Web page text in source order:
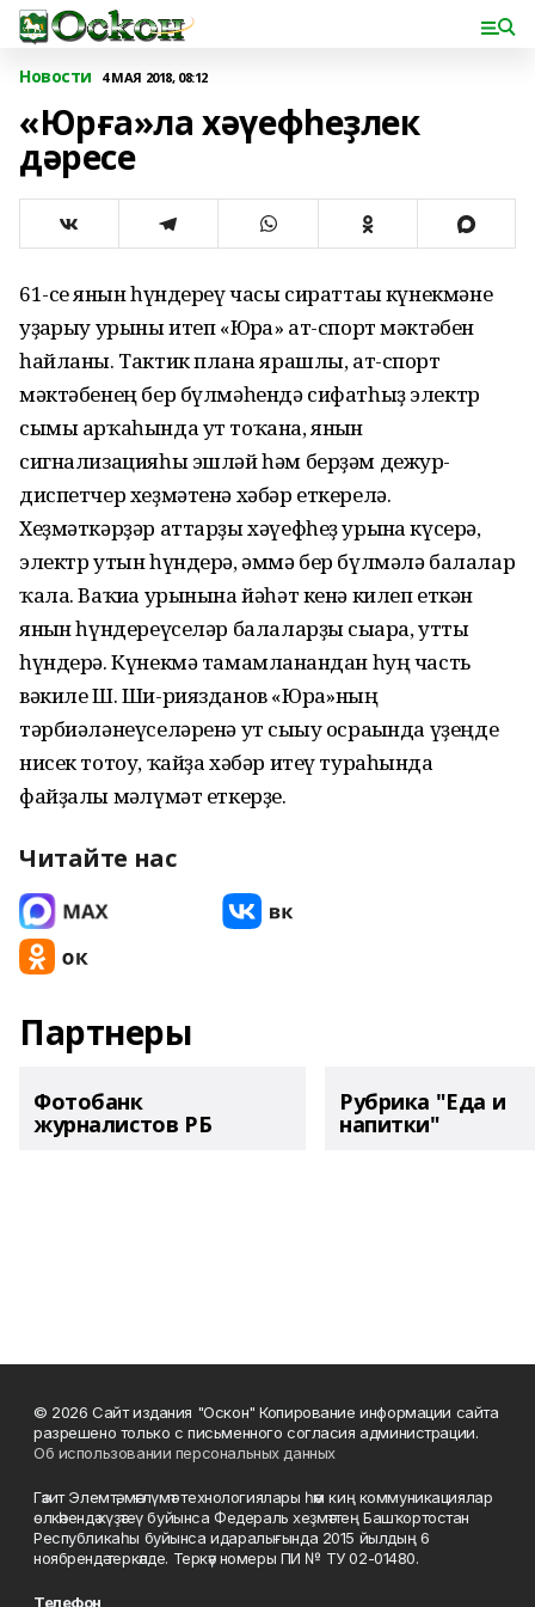
Новости 4 МАЯ 2018, 08:12
«Юрға»ла хәүефһеҙлек
дәресе
61-се янғын һүндереү часы сираттағы күнекмәне
уҙғарыу урыны итеп «Юрға» ат-спорт мәктәбен
һайланы. Тактик планға ярашлы, ат-спорт
мәктәбенең бер бүлмәһендә сифатһыҙ электр
сымы арҡаһында ут тоҡана, янғын
сигнализацияһы эшләй һәм берҙәм дежур-
диспетчер хеҙмәтенә хәбәр еткерелә.
Хеҙмәткәрҙәр аттарҙы хәүефһеҙ урынға күсерә,
электр утын һүндерә, әммә бер бүлмәлә балалар
ҡала. Ваҡиға урынына йәһәт кенә килеп еткән
янғын һүндереүселәр балаларҙы сығара, утты
һүндерә. Күнекмә тамамланғандан һуң часть
вәкиле Ш. Ши-риязданов «Юрға»ның
тәрбиәләнеүселәренә ут сығыу осрағында үҙеңде
нисек тотоу, ҡайҙа хәбәр итеү тураһында
файҙалы мәғлүмәт еткерҙе.
Читайте нас
Партнеры
Фотобанк
журналистов РБ
Рубрика "Еда и
напитки"
© 2026 Сайт издания "Оскон" Копирование информации сайта
разрешено только с письменного согласия администрации.
Об использовании персональных данных
Гәзит Элемтә, мәғлүмәт технологиялары һәм киң коммуникациялар
өлкәһендә күҙәтеү буйынса Федераль хеҙмәттең Башҡортостан
Республикаһы буйынса идаралығында 2015 йылдың 6
ноябрендә теркәлде. Теркәү номеры ПИ № ТУ 02-01480.
Телефон